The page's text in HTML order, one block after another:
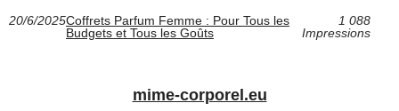
20/6/2025Coffrets Parfum Femme : Pour Tous les
Budgets et Tous les Goûts
1 088
Impressions
mime-corporel.eu